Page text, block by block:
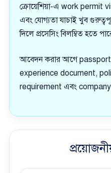
ক্রোয়েশিয়া-এ work permit
এবং যোগ্যতা যাচাই খুব
দিলে প্রসেসিং বিলম্বিত হতে
আবেদন করার আগে
experience document,
requirement এবং company